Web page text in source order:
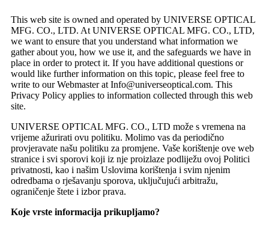
This web site is owned and operated by UNIVERSE OPTICAL
MFG. CO., LTD. At UNIVERSE OPTICAL MFG. CO., LTD,
we want to ensure that you understand what information we
gather about you, how we use it, and the safeguards we have in
place in order to protect it. If you have additional questions or
would like further information on this topic, please feel free to
write to our Webmaster at Info@universeoptical.com. This
Privacy Policy applies to information collected through this web
site.
UNIVERSE OPTICAL MFG. CO., LTD može s vremena na
vrijeme ažurirati ovu politiku. Molimo vas da periodično
provjeravate našu politiku za promjene. Vaše korištenje ove web
stranice i svi sporovi koji iz nje proizlaze podliježu ovoj Politici
privatnosti, kao i našim Uslovima korištenja i svim njenim
odredbama o rješavanju sporova, uključujući arbitražu,
ograničenje štete i izbor prava.
Koje vrste informacija prikupljamo?